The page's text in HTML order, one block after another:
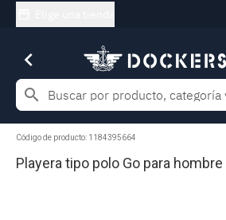
chevron_left
search
Código de producto: 1184395664
Playera tipo polo Go para hombre